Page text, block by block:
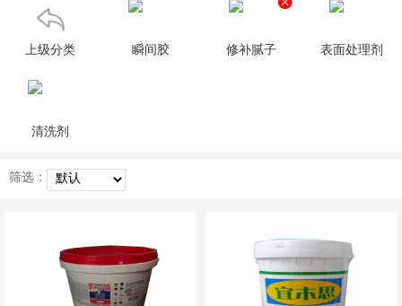

上级分类 瞬间胶 修补腻子 表面处理剂
清洗剂
筛选：